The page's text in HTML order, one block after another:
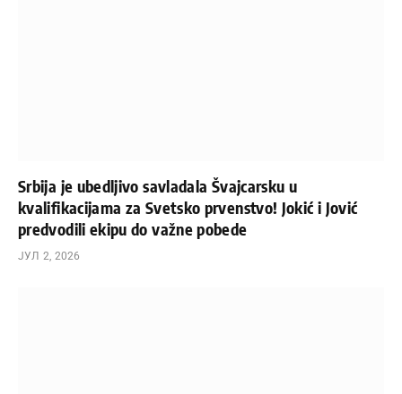
Srbija je ubedljivo savladala Švajcarsku u
kvalifikacijama za Svetsko prvenstvo! Jokić i Jović
predvodili ekipu do važne pobede
ЈУЛ 2, 2026